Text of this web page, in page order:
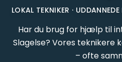
LOKAL TEKNIKER ·
Har du brug for hjælp til
Slagelse? Vores teknikere
– ofte